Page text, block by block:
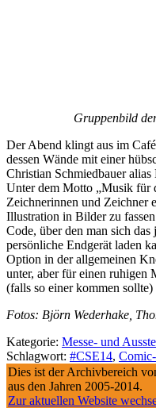
Gruppenbild
Der Abend klingt aus im
dessen Wände mit einer
Christian Schmiedbauer
Unter dem Motto „Musik für
Zeichnerinnen und Zeichner
Illustration in Bilder zu
Code, über den man sich
persönliche Endgerät laden
Option in der allgemeinen
unter, aber für einen ruhigen
(falls so einer kommen
Fotos: Björn Wederhake,
Kategorie: Messe- und
Schlagwort: #CSE14,
Dies ist der Archivbereich
aus den Jahren 2005-2014.
Zur aktuellen Website